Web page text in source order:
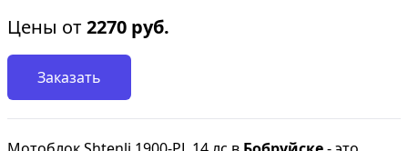
Цены от2270 руб.
Заказать